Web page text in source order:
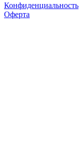
Конфиденциальность
Оферта